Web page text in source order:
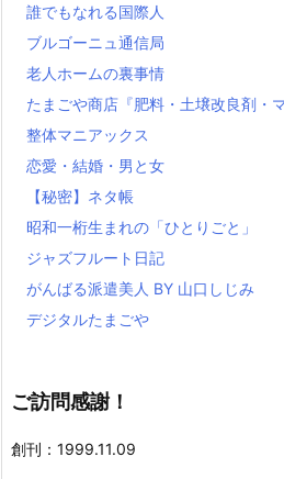
誰でもなれる国際人
ブルゴーニュ通信局
老人ホームの裏事情
たまごや商店『肥料・土壌改良剤・
整体マニアックス
恋愛・結婚・男と女
【秘密】ネタ帳
昭和一桁生まれの「ひとりごと」
ジャズフルート日記
がんばる派遣美人 BY 山口しじみ
デジタルたまごや
ご訪問感謝！
創刊：1999.11.09